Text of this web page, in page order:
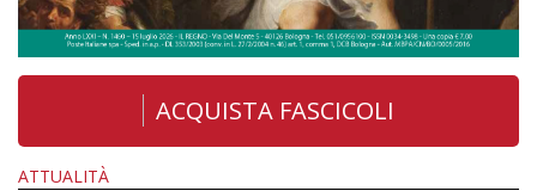
ACQUISTA FASCICOLI
ATTUALITÀ